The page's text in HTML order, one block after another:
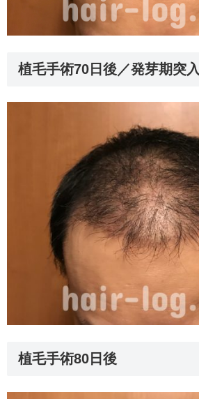
植毛手術70日後／発芽期突入
植毛手術80日後